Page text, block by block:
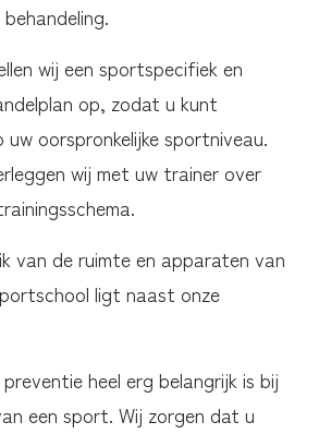
wij een sportspecifiek en
op, zodat u kunt
oorspronkelijke sportniveau.
wij met uw trainer over
van de ruimte en apparaten van
ligt naast onze
heel erg belangrijk is bij
een sport. Wij zorgen dat u